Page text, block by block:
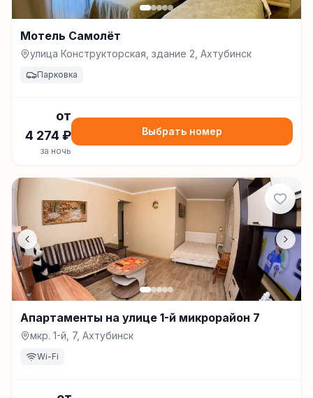
Мотель Самолёт
улица Конструкторская, здание 2, Ахтубинск
Парковка
от
4 274 ₽
за ночь
Выбрать номер
Апартаменты на улице 1-й микрорайон 7
мкр. 1-й, 7, Ахтубинск
Wi-Fi